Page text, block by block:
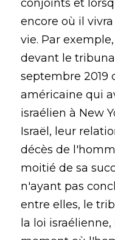
conjoints et
encore où il
vie. Par
devant le
septembre 2019
américaine qui
israélien à New
Israël, leur
décès de
moitié de sa
n'ayant pas
entre elles, le
la loi